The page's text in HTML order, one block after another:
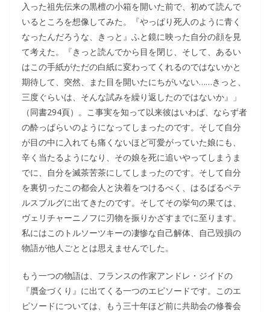
入った祖先伝来の黒檀の小箱を開いた前で、初めて読んで
いるところを想像してみた。『やっぱり死人のように青く
なったんだろうな、きっと』ふと鏡に映った自分の顔を見
て考えた。『きっと読んでから目を閉じ、そして、あるい
はこの手紙がただの白紙に変わってくれるのではないかと
期待して、突然、また目を開いたにちがいない……きっと、
三度ぐらいは、そんな試みを繰り返したのではないか』」
（同書294頁）。こ事実を知って以来彼はいわば、ならず者
の酔っぱらいのようになってしまったのです。そして自分
が目の中に入れても痛くないほど可愛がっていた娘にも、
辛く当たるようになり、その娘を死に追いやってしまうま
でに、自分を滅茶苦茶にしてしまったのです。そして自分
を裏切ったこの都会人と決着をつけるべく、はるばるペテ
ルスブルグに出てきたのです。そしてその挙句の果ては、
ヴェリチャーニノフに刃物を振りかざすまでに至ります。
私にはこのトルソーツキーの凄惨な自己解体、自己毀損の
物語が他人ごととは思えませんでした。
もう一つの物語は、フランスの作家アンドレ・ジイドの
『贋金づくり』に出てくる一つのエピソードです。このエ
ピソードについては、もう三十年ほど前に共助会の修養会